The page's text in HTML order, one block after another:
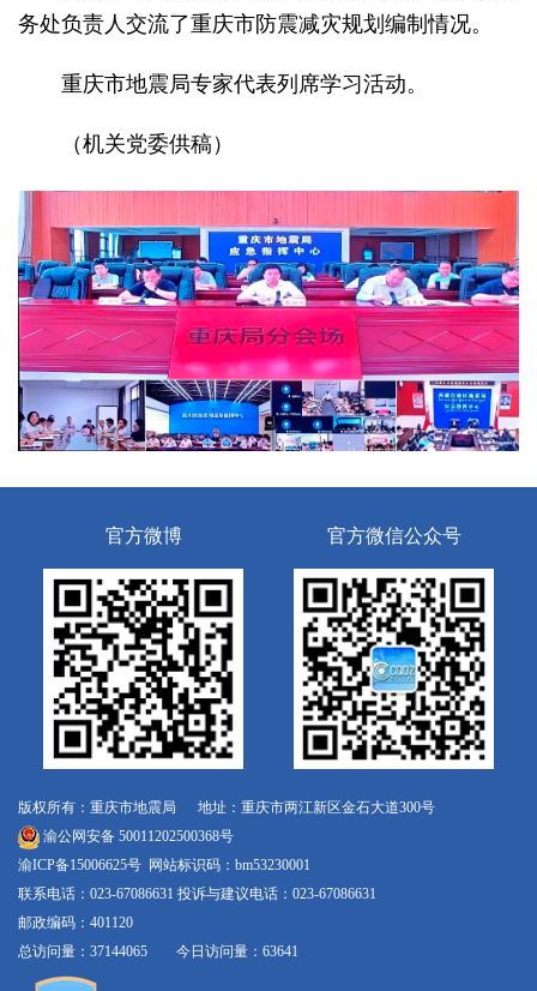
务处负责人交流了重庆市防震减灾规划编制情况。
重庆市地震局专家代表列席学习活动。
（机关党委供稿）
官方微博 官方微信公众号
版权所有：重庆市地震局 地址：重庆市两江新区金石大道300号
渝公网安备 50011202500368号
渝ICP备15006625号 网站标识码：bm53230001
联系电话：023-67086631 投诉与建议电话：023-67086631
邮政编码：401120
总访问量：37144065 今日访问量：63641